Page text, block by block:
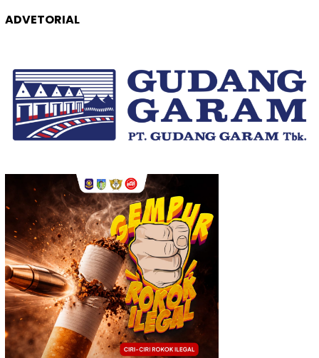
ADVETORIAL